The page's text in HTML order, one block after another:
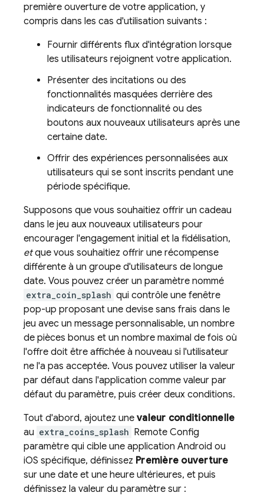
première ouverture de votre application, y
compris dans les cas d'utilisation suivants :
Fournir différents flux d'intégration lorsque
les utilisateurs rejoignent votre application.
Présenter des incitations ou des
fonctionnalités masquées derrière des
indicateurs de fonctionnalité ou des
boutons aux nouveaux utilisateurs après une
certaine date.
Offrir des expériences personnalisées aux
utilisateurs qui se sont inscrits pendant une
période spécifique.
Supposons que vous souhaitiez offrir un cadeau
dans le jeu aux nouveaux utilisateurs pour
encourager l'engagement initial et la fidélisation,
etque vous souhaitiez offrir une récompense
différente à un groupe d'utilisateurs de longue
date. Vous pouvez créer un paramètre nommé
extra_coin_splash qui contrôle une fenêtre
pop-up proposant une devise sans frais dans le
jeu avec un message personnalisable, un nombre
de pièces bonus et un nombre maximal de fois où
l'offre doit être affichée à nouveau si l'utilisateur
ne l'a pas acceptée. Vous pouvez utiliser la valeur
par défaut dans l'application comme valeur par
défaut du paramètre, puis créer deux conditions.
Tout d'abord, ajoutez une valeur conditionnelle
au extra_coins_splash Remote Config
paramètre qui cible une application Android ou
iOS spécifique, définissez Première ouverture
sur une date et une heure ultérieures, et puis
définissez la valeur du paramètre sur :